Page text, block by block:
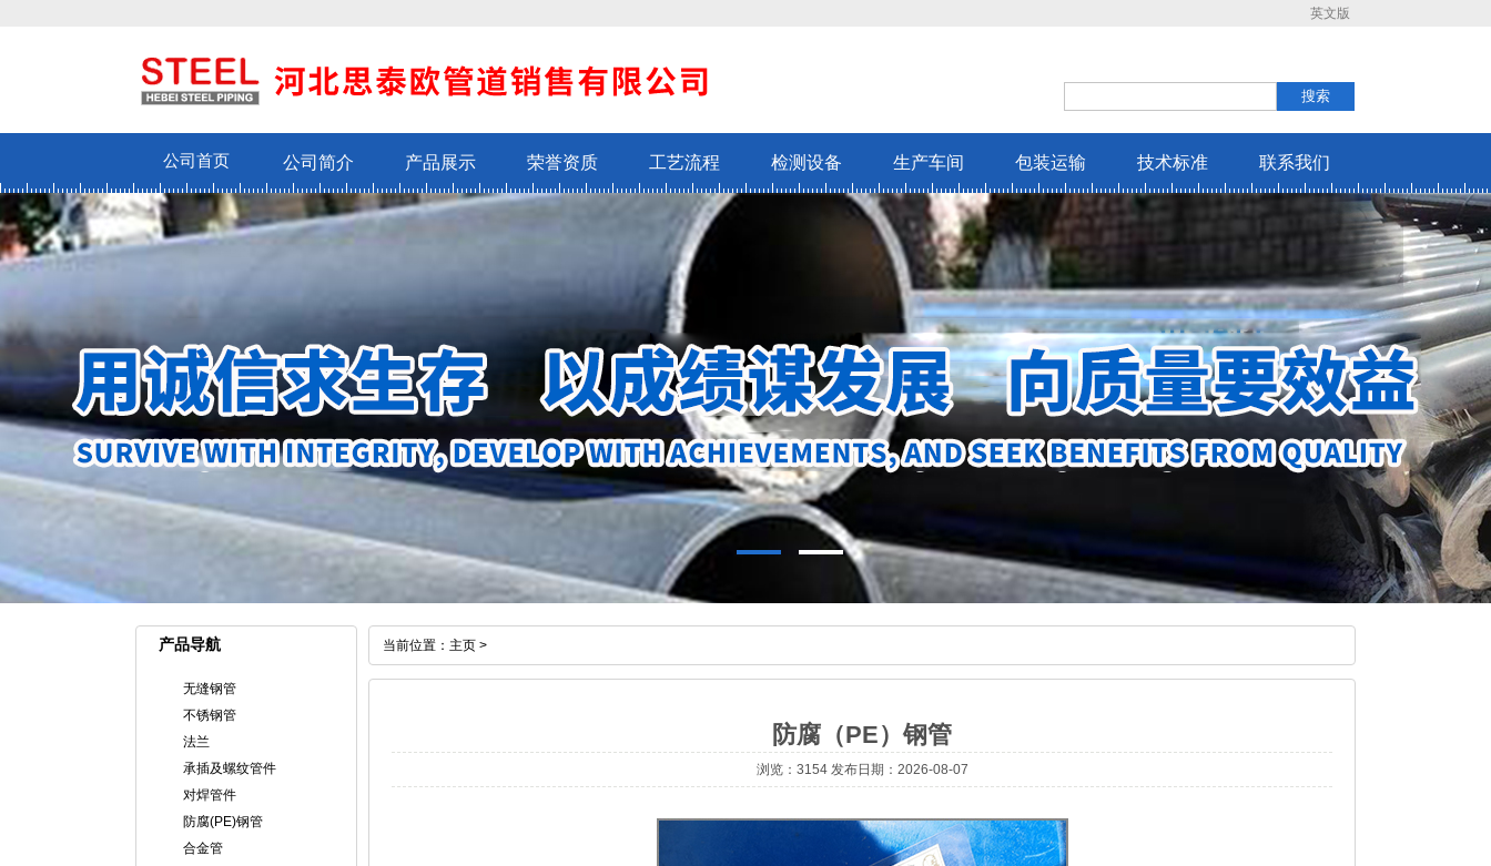
英文版
公司首页 公司简介 产品展示 荣誉资质 工艺流程 检测设备 生产车间 包装运输 技术标准 联系我们
产品导航
无缝钢管
不锈钢管
法兰
承插及螺纹管件
对焊管件
防腐(PE)钢管
合金管
当前位置： 主页 >
防腐（PE）钢管
浏览：3154 发布日期：2026-08-07